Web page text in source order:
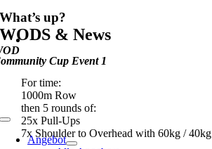
Toggle
NavigationAngebot
What’s up?
WODS & News
Cup Event 1
For time:
1000m Row
then 5 rounds of:
25x Pull-Ups
7x Shoulder to Overhead with 60kg / 40kg